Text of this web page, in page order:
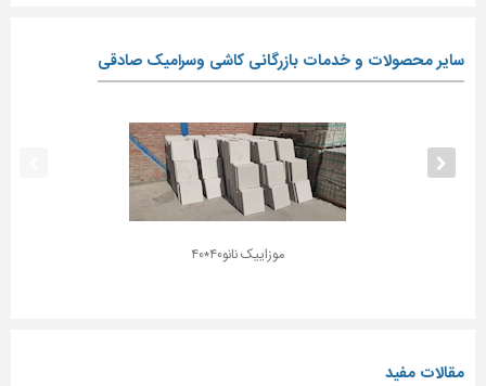
سایر محصولات و خدمات بازرگانی کاشی وسرامیک صادقی
موزاییک نانو۴۰*۴۰
مقالات مفید